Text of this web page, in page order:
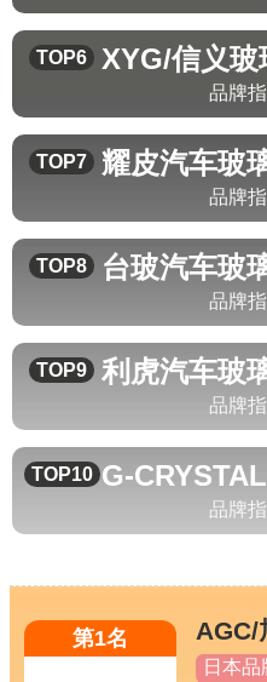
TOP6 XYG/信义玻
品牌指
TOP7 耀皮汽车玻
品牌指
TOP8 台玻汽车玻
品牌指
TOP9 利虎汽车玻
品牌指
TOP10 G-
品牌指
第1名 AGC/
日本品